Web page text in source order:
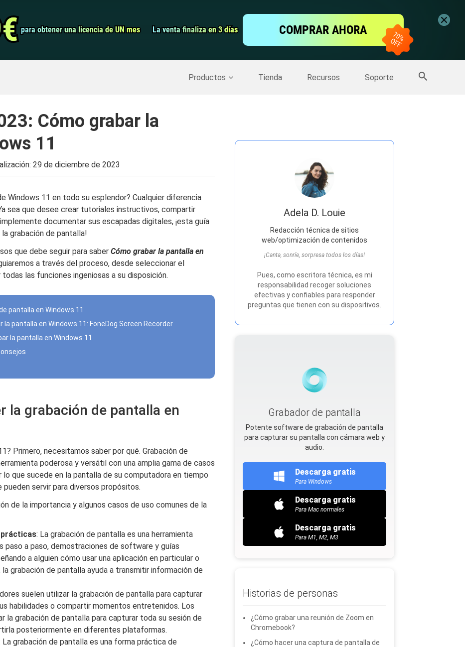
para obtener una licencia de UN mes
para obtener una licencia de UN mes La venta finaliza en 3 días
La venta finaliza en 3 días COMPRAR AHORA
Productos Tienda Recursos Soporte
Grabador de pantalla
Copia de seguridad del iPhone >> Más productos
Cómo grabar la
11
29 de diciembre de 2023
Windows 11 en todo su esplendor? Cualquier diferencia
sea que desee crear tutoriales instructivos, compartir
documentar sus escapadas digitales, ¡esta guía
grabación de pantalla!
que debe seguir para saber Cómo grabar la pantalla en
a través del proceso, desde seleccionar el
las funciones ingeniosas a su disposición.
pantalla en Windows 11
pantalla en Windows 11: FoneDog Screen Recorder
la pantalla en Windows 11
la grabación de pantalla en
Primero, necesitamos saber por qué. Grabación de
poderosa y versátil con una amplia gama de casos
que sucede en la pantalla de su computadora en tiempo
servir para diversos propósitos.
de la importancia y algunos casos de uso comunes de la
: La grabación de pantalla es una herramienta
paso a paso, demostraciones de software y guías
a alguien cómo usar una aplicación en particular o
grabación de pantalla ayuda a transmitir información de
suelen utilizar la grabación de pantalla para capturar
habilidades o compartir momentos entretenidos. Los
la grabación de pantalla para capturar toda su sesión de
posteriormente en diferentes plataformas.
La grabación de pantalla es una forma práctica de
Adela D. Louie
Redacción técnica de sitios
web/optimización de contenidos
¡Canta, sonríe, sorpresa todos los días!
Pues, como escritora técnica, es mi
responsabilidad recoger soluciones
efectivas y confiables para responder
preguntas que tienen con su dispositivos.
Grabador de pantalla
Potente software de grabación de pantalla
para capturar su pantalla con cámara web y
audio.
Descarga gratis
Para Windows
Descarga gratis
Para Mac normales
Descarga gratis
Para M1, M2, M3
Historias de personas
¿Cómo grabar una reunión de Zoom en
Chromebook?
¿Cómo hacer una captura de pantalla de